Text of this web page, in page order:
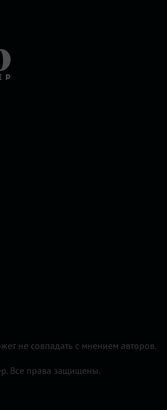
не совпадать с мнением авторов.
Все права защищены.